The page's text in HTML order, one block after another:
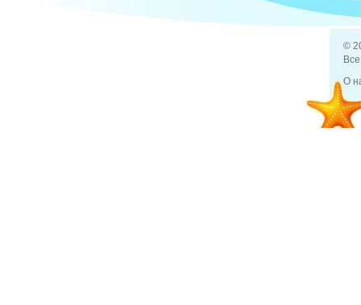
Какие
©
О